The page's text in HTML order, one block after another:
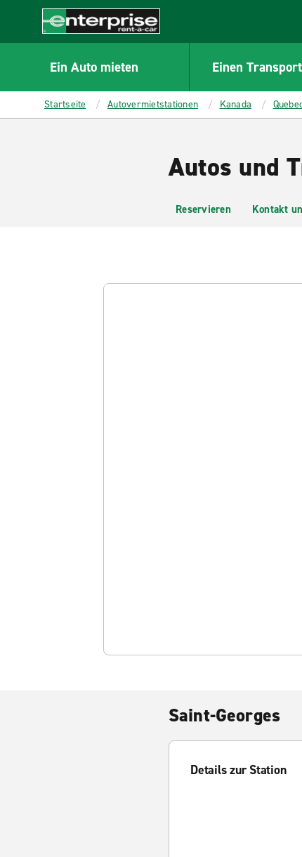
CONTENT
Enterprise
Ein Auto mieten Einen
Startseite Autovermietstationen Kanada
Autos und
Reservieren Kontakt
Saint-Georges
Details zur Station